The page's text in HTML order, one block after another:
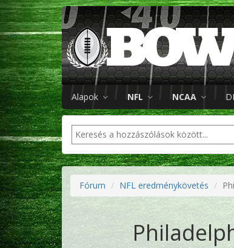
Alapok NFL NCAA
Fórum NFL eredménykövetés